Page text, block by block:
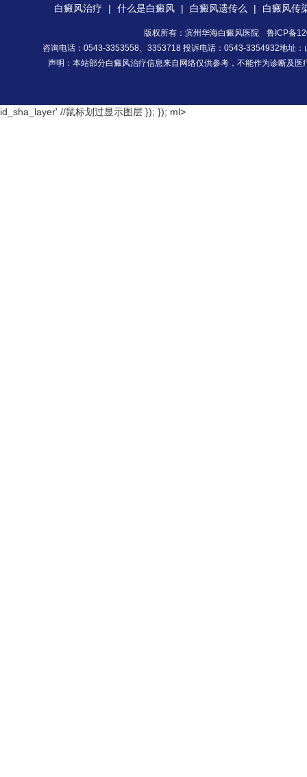
白癜风治疗 | 什么是白癜风 | 白癜风遗传么 | 白癜风传
版权所有：滨州华海白癜风医院
鲁ICP备
咨询电话：0543-3353558、3353718 投诉电话：0543-3354932地址
声明：本站部分白癜风治疗信息来自网络仅供参考，不能作为诊断及
id_sha_layer' //鼠标划过显示图层 }); }); ml>